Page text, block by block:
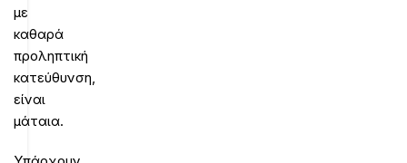
με
καθαρά
προληπτική
κατεύθυνση,
είναι
μάταια.